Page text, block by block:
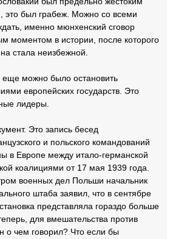
это был грабеж. Можно со всеми
именно мюнхенский сговор
моментом в истории, после которого
стала неизбежной.
еще можно было остановить
европейских государств. Это
лидеры.
Это запись бесед
и польского командований
в Европе между итало-германской
коалициями от 17 мая 1939 года.
военных дел Польши начальник
штаба заявил, что в сентябре
представляла гораздо больше
для вмешательства против
о чем говорил? Что если бы